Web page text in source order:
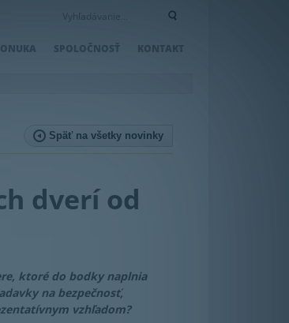
SPOLOČNOSŤ KONTAKT
Späť na všetky novinky
dverí od
ktoré do bodky naplnia
na bezpečnosť,
vzhľadom?